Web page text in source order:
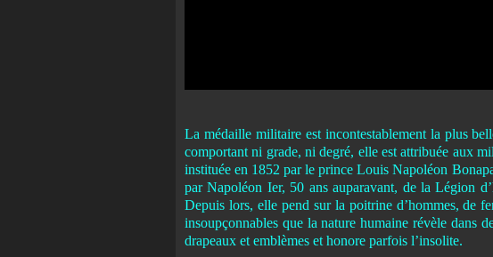
La médaille militaire est incontestablement la plus
comportant ni grade, ni degré, elle est attribuée aux
instituée en 1852 par le prince Louis Napoléon
par Napoléon Ier, 50 ans auparavant, de la Légion
Depuis lors, elle pend sur la poitrine d’hommes, de
insoupçonnables que la nature humaine révèle dans
drapeaux et emblèmes et honore parfois l’insolite.